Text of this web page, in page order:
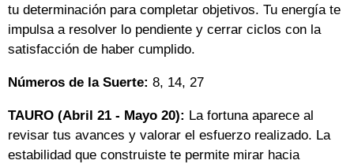
tu determinación para completar objetivos. Tu energía te
impulsa a resolver lo pendiente y cerrar ciclos con la
satisfacción de haber cumplido.
Números de la Suerte: 8, 14, 27
TAURO (Abril 21 - Mayo 20): La fortuna aparece al
revisar tus avances y valorar el esfuerzo realizado. La
estabilidad que construiste te permite mirar hacia